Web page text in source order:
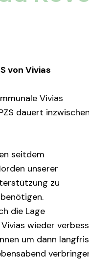
von Vivias
Vivias
dauert
seitdem
unserer
zu
die Lage
wieder
um dann